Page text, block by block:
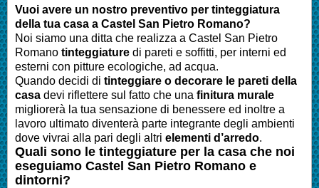
Vuoi avere un nostro preventivo per tinteggiatura
della tua casa a Castel San Pietro Romano?
Noi siamo una ditta che realizza a Castel San Pietro
Romano tinteggiature di pareti e soffitti, per interni ed
esterni con pitture ecologiche, ad acqua.
Quando decidi di tinteggiare o decorare le pareti della
casa devi riflettere sul fatto che una finitura murale
migliorerà la tua sensazione di benessere ed inoltre a
lavoro ultimato diventerà parte integrante degli ambienti
dove vivrai alla pari degli altri elementi d’arredo.
Quali sono le tinteggiature per la casa che noi
eseguiamo Castel San Pietro Romano e
dintorni?